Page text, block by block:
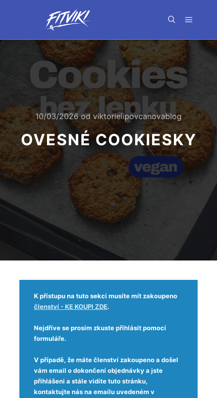
10/03/2026odviktorielipovcanovablog
OVESNÉ COOKIESKY
K přístupu na tuto sekci musíte mít zakoupeno
členství - KE KOUPI ZDE.
Nejdříve se prosím zkuste přihlásit pomocí
formuláře.
V případě, že máte členství zakoupeno a došel
vám email o dokončení objednávky a jste
přihlášeni a stále vidíte tuto stránku,
kontaktujte nás na emailu uvedeném v